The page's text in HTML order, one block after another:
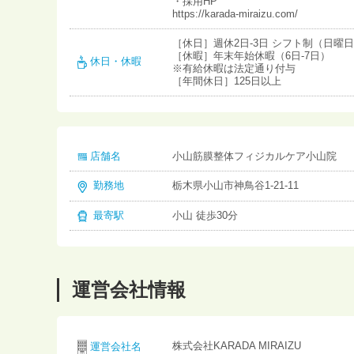
https://karada-miraizu.com/
休日・休暇
［休日］週休2日-3日 シフト制（日曜日
［休暇］年末年始休暇（6日-7日）
※有給休暇は法定通り付与
［年間休日］125日以上
店舗名 小山筋膜整体フィジカルケア小山院
勤務地 栃木県小山市神鳥谷1-21-11
最寄駅 小山 徒歩30分
運営会社情報
運営会社名 株式会社KARADA MIRAIZU